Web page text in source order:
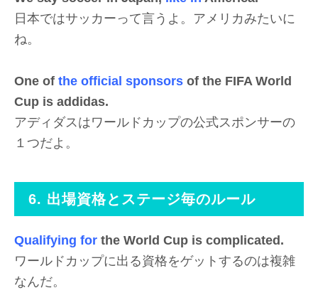
日本ではサッカーって言うよ。アメリカみたいに
ね。
One of the official sponsors of the FIFA World
Cup is addidas.
アディダスはワールドカップの公式スポンサーの
１つだよ。
6. 出場資格とステージ毎のルール
Qualifying for the World Cup is complicated.
ワールドカップに出る資格をゲットするのは複雑
なんだ。